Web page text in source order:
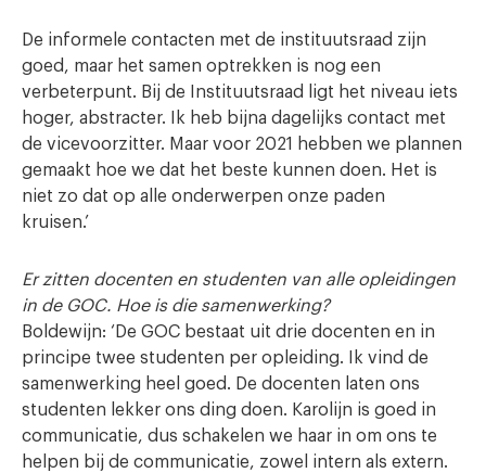
De informele contacten met de instituutsraad zijn
goed, maar het samen optrekken is nog een
verbeterpunt. Bij de Instituutsraad ligt het niveau iets
hoger, abstracter. Ik heb bijna dagelijks contact met
de vicevoorzitter. Maar voor 2021 hebben we plannen
gemaakt hoe we dat het beste kunnen doen. Het is
niet zo dat op alle onderwerpen onze paden
kruisen.’
Er zitten docenten en studenten van alle opleidingen
in de GOC. Hoe is die samenwerking?
Boldewijn: ‘De GOC bestaat uit drie docenten en in
principe twee studenten per opleiding. Ik vind de
samenwerking heel goed. De docenten laten ons
studenten lekker ons ding doen. Karolijn is goed in
communicatie, dus schakelen we haar in om ons te
helpen bij de communicatie, zowel intern als extern.